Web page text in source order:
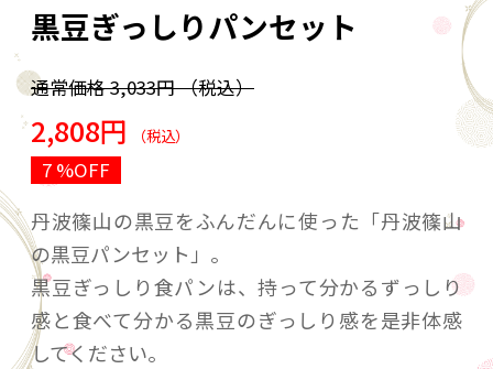
黒豆ぎっしりパンセット
通常価格3,033円（税込）
2,808円 （税込）
7 %OFF
丹波篠山の黒豆をふんだんに使った「丹波篠山
の黒豆パンセット」。
黒豆ぎっしり食パンは、持って分かるずっしり
感と食べて分かる黒豆のぎっしり感を是非体感
してください。